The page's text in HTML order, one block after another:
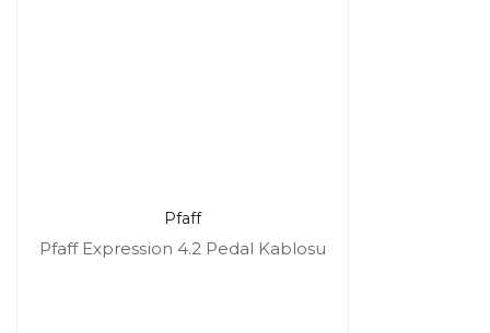
Pfaff
Pfaff Expression 4.2 Pedal Kablosu